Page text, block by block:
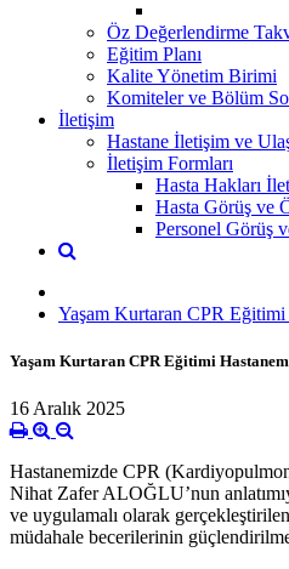
Öz Değerlendirme
Eğitim Planı
Kalite Yönetim Birimi
Komiteler ve Bölüm
İletişim
Hastane İletişim ve
İletişim Formları
Hasta Hakları
Hasta Görüş ve
Personel Görüş
Yaşam Kurtaran CPR Eğitimi
Yaşam Kurtaran CPR Eğitimi
16 Aralık 2025
Hastanemizde CPR
Nihat Zafer ALOĞLU’nun
ve uygulamalı olarak
müdahale becerilerinin